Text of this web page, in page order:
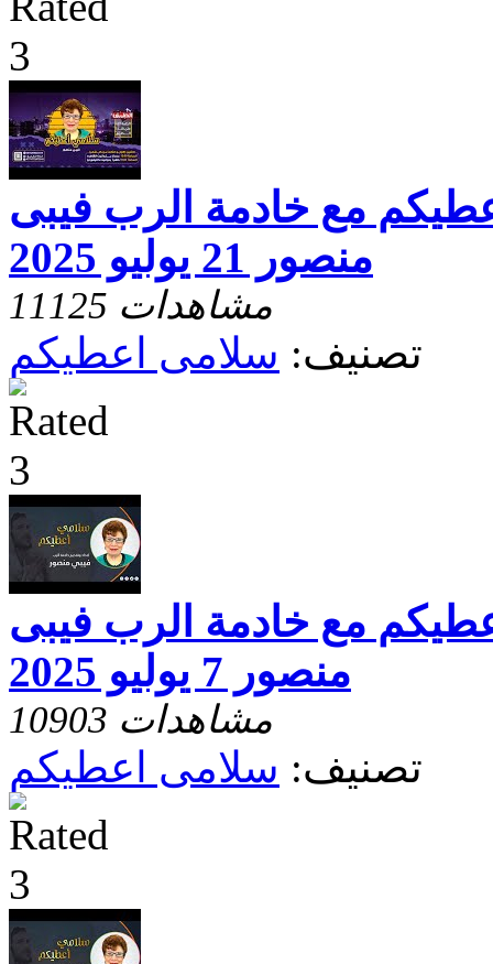
مع خادمة الرب فيبى
منصور 21 يوليو 2025
11125 مشاهدات
تصنيف: سلامى اعطيكم
مع خادمة الرب فيبى
منصور 7 يوليو 2025
10903 مشاهدات
تصنيف: سلامى اعطيكم